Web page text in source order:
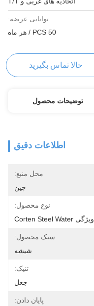
توانایی عرضه:
50 PCS / هر ماه
حالا تماس بگیرید
توضیحات محصول
اطلاعات دقیق
محل منبع:
چين
نوع محصول:
ویژگی Corten Steel Water
سبک محصول:
شیشه
تنیک:
جعل
پایان دادن: